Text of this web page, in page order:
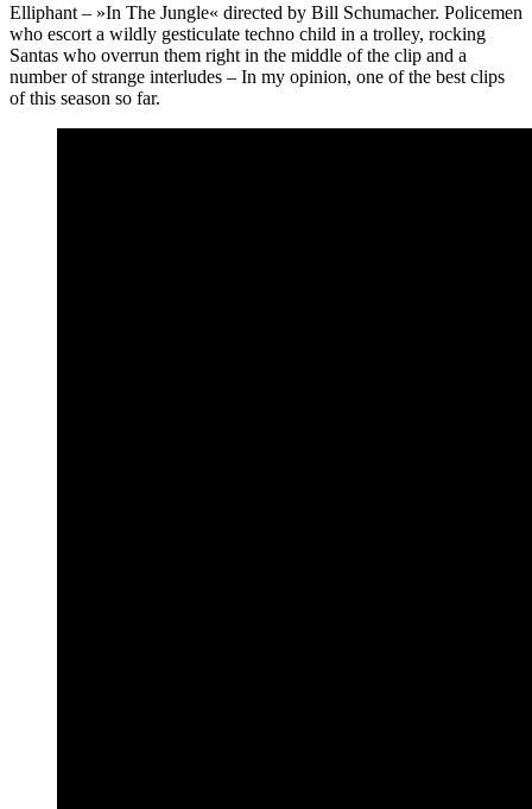
Elliphant – »In The Jungle« directed by Bill Schumacher. Policemen
who escort a wildly gesticulate techno child in a trolley, rocking
Santas who overrun them right in the middle of the clip and a
number of strange interludes – In my opinion, one of the best clips
of this season so far.